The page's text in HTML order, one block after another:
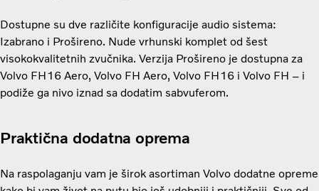
Dostupne su dve različite konfiguracije audio sistema:
Izabrano i Prošireno. Nude vrhunski komplet od šest
visokokvalitetnih zvučnika. Verzija Prošireno je dostupna za
Volvo FH16 Aero, Volvo FH Aero, Volvo FH16 i Volvo FH – i
podiže ga nivo iznad sa dodatim sabvuferom.
Praktična dodatna oprema
Na raspolaganju vam je širok asortiman Volvo dodatne opreme